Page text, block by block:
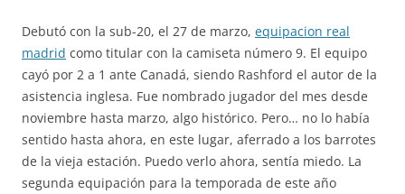
Debutó con la sub-20, el 27 de marzo, equipacion real
madrid como titular con la camiseta número 9. El equipo
cayó por 2 a 1 ante Canadá, siendo Rashford el autor de la
asistencia inglesa. Fue nombrado jugador del mes desde
noviembre hasta marzo, algo histórico. Pero… no lo había
sentido hasta ahora, en este lugar, aferrado a los barrotes
de la vieja estación. Puedo verlo ahora, sentía miedo. La
segunda equipación para la temporada de este año